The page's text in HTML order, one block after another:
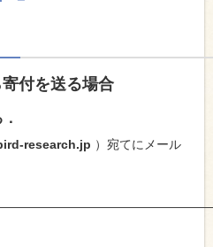
付を送る場合
research.jp ）宛てにメール